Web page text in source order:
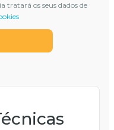
tratará os seus dados de